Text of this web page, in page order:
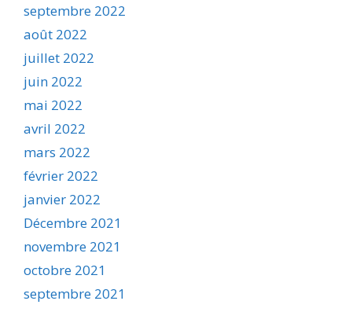
septembre 2022
août 2022
juillet 2022
juin 2022
mai 2022
avril 2022
mars 2022
février 2022
janvier 2022
Décembre 2021
novembre 2021
octobre 2021
septembre 2021